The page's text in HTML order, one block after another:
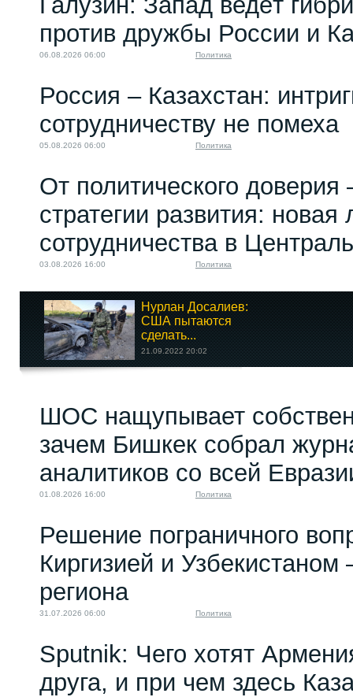
против дружбы России и
06.08.2026 06:00 Политика
Россия – Казахстан:
сотрудничеству не помеха
05.08.2026 06:00 Политика
От политического
стратегии развития: новая
сотрудничества в
03.08.2026 16:00 Политика
Нурлан Досалиев:
США пытаются
сделать...
21.09.2022 20:02
«Под колпаком»:
Шесть вузов,
включая...
ШОС нащупывает
зачем Бишкек собрал
аналитиков со всей
01.08.2026 16:00 Политика
Решение пограничного
Киргизией и Узбекистаном
региона
31.07.2026 06:00 Политика
Sputnik: Чего хотят
друга, и при чем здесь